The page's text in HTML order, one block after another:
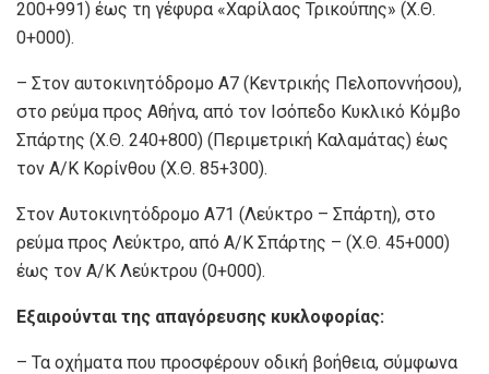
200+991) έως τη γέφυρα «Χαρίλαος Τρικούπης» (Χ.Θ.
0+000).
– Στον αυτοκινητόδρομο Α7 (Κεντρικής Πελοποννήσου),
στο ρεύμα προς Αθήνα, από τον Ισόπεδο Κυκλικό Κόμβο
Σπάρτης (Χ.Θ. 240+800) (Περιμετρική Καλαμάτας) έως
τον Α/Κ Κορίνθου (Χ.Θ. 85+300).
Στον Αυτοκινητόδρομο Α71 (Λεύκτρο – Σπάρτη), στο
ρεύμα προς Λεύκτρο, από Α/Κ Σπάρτης – (Χ.Θ. 45+000)
έως τον Α/Κ Λεύκτρου (0+000).
Εξαιρούνται της απαγόρευσης κυκλοφορίας:
– Τα οχήματα που προσφέρουν οδική βοήθεια, σύμφωνα